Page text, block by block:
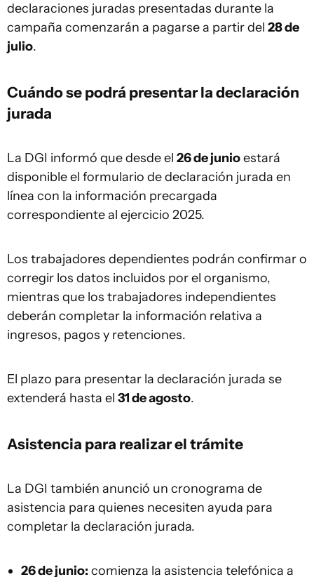
declaraciones juradas presentadas durante la
campaña comenzarán a pagarse a partir del 28 de
julio.
Cuándo se podrá presentar la declaración
jurada
La DGI informó que desde el 26 de junioestará
disponible el formulario de declaración jurada en
línea con la información precargada
correspondiente al ejercicio 2025.
Los trabajadores dependientes podrán confirmar o
corregir los datos incluidos por el organismo,
mientras que los trabajadores independientes
deberán completar la información relativa a
ingresos, pagos y retenciones.
El plazo para presentar la declaración jurada se
extenderá hasta el 31 de agosto.
Asistencia para realizar el trámite
La DGI también anunció un cronograma de
asistencia para quienes necesiten ayuda para
completar la declaración jurada.
26 de junio: comienza la asistencia telefónica a